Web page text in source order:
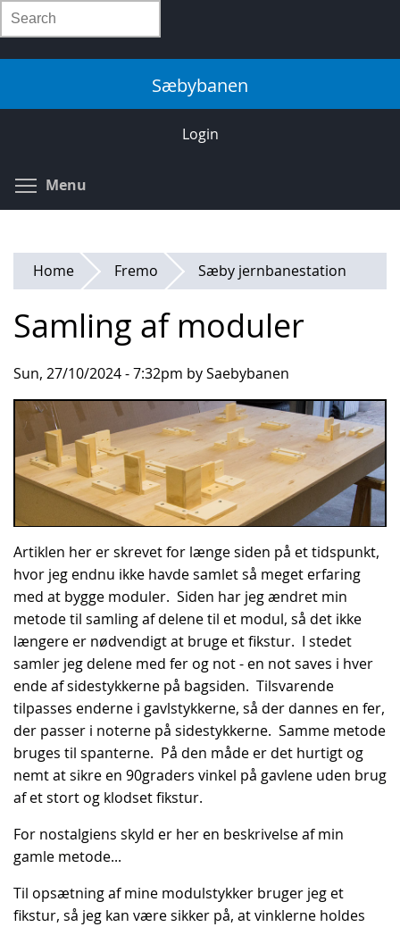
Skip
to
main
Search
Sæbybanen
Login
Menu
Home Fremo Sæby jernbanestation
Samling af moduler
Sun, 27/10/2024 - 7:32pm by Saebybanen
Artiklen her er skrevet for længe siden på et tidspunkt,
hvor jeg endnu ikke havde samlet så meget erfaring
med at bygge moduler. Siden har jeg ændret min
metode til samling af delene til et modul, så det ikke
længere er nødvendigt at bruge et fikstur. I stedet
samler jeg delene med fer og not - en not saves i hver
ende af sidestykkerne på bagsiden. Tilsvarende
tilpasses enderne i gavlstykkerne, så der dannes en fer,
der passer i noterne på sidestykkerne. Samme metode
bruges til spanterne. På den måde er det hurtigt og
nemt at sikre en 90graders vinkel på gavlene uden brug
af et stort og klodset fikstur.
For nostalgiens skyld er her en beskrivelse af min
gamle metode...
Til opsætning af mine modulstykker bruger jeg et
fikstur, så jeg kan være sikker på, at vinklerne holdes